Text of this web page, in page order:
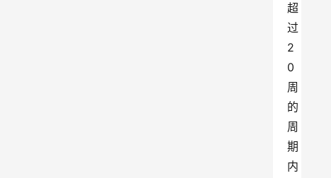
超
过
2
0
周
的
周
期
内